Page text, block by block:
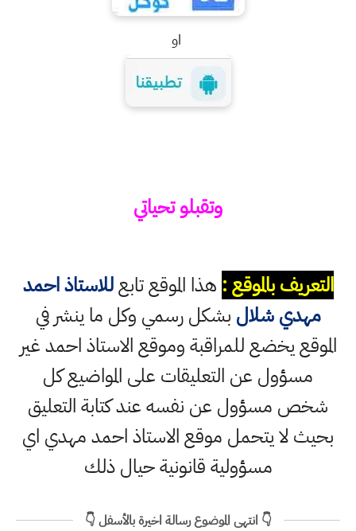
او
وتقبلو تحياتي
التعريف بالموقع : هذا الموقع تابعللاستاذ احمد
مهدي شلال بشكل رسمي وكل ما ينشر في
الموقع يخضع للمراقبة وموقع الاستاذ احمد غير
مسؤول عن التعليقات على المواضيع كل
شخص مسؤول عن نفسه عند كتابة التعليق
بحيث لا يتحمل موقع الاستاذ احمد مهدي اي
مسؤولية قانونية حيال ذلك
👇 انتهى الموضوع رسالة اخيرة بالأسفل 👇